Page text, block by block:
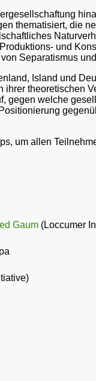
thematisiert, die
und
Separatismus
Island und
theoretischen
gegen welche
um allen
Gaum (Loccumer